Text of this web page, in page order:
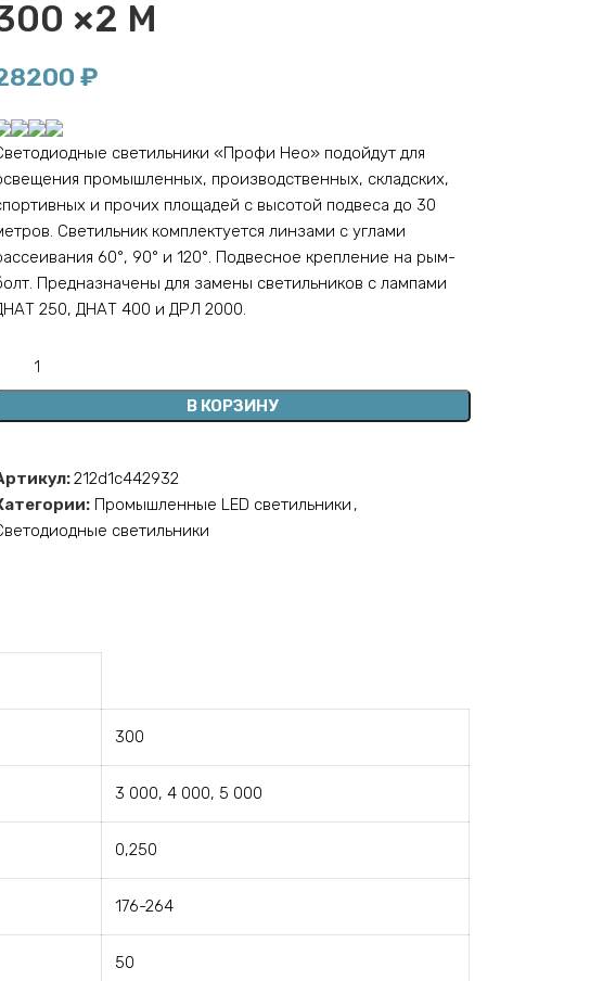
×2 M
₽
светильники «Профи Нео» подойдут для
промышленных, производственных, складских,
и прочих площадей с высотой подвеса до 30
Светильник комплектуется линзами с углами
60°, 90° и 120°. Подвесное крепление на рым-
Предназначены для замены светильников с лампами
250, ДНАТ 400 и ДРЛ 2000.
В КОРЗИНУ
212d1c442932
Промышленные LED светильники ,
светильники
300
3 000, 4 000, 5 000
0,250
176-264
50